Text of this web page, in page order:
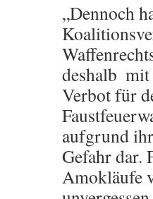
„Dennoch
deshalb
Verbot für
aufgrund
Gefahr dar.
Amokläufe